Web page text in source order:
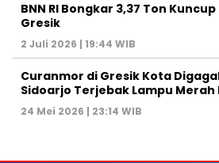
BNN RI Bongkar 3,37 Ton
Gresik
2 Juli 2026 | 19:44 WIB
Curanmor di Gresik Kota
Sidoarjo Terjebak Lampu Merah
24 Mei 2026 | 23:14 WIB